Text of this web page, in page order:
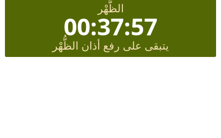
الظُّهْر
00:37:56
يتبقى على رفع أذان الظُّهْر